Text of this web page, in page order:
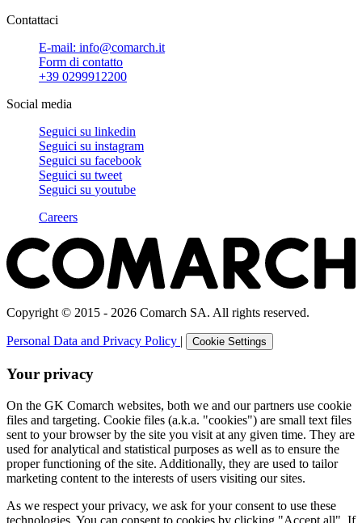
Contattaci
E-mail: info@comarch.it
Form di contatto
+39 0299912200
Social media
Seguici su linkedin
Seguici su instagram
Seguici su facebook
Seguici su tweet
Seguici su youtube
Careers
Copyright © 2015 - 2026 Comarch SA. All rights reserved.
Personal Data and Privacy Policy | Cookie Settings
Your privacy
On the GK Comarch websites, both we and our partners use cookie
files and targeting. Cookie files (a.k.a. "cookies") are small text files
sent to your browser by the site you visit at any given time. They are
used for analytical and statistical purposes as well as to ensure the
proper functioning of the site. Additionally, they are used to tailor
marketing content to the interests of users visiting our sites.
As we respect your privacy, we ask for your consent to use these
technologies. You can consent to cookies by clicking "Accept all". If